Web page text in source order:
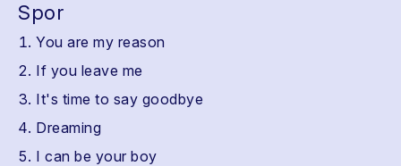
Spor
You are my reason
If you leave me
It's time to say goodbye
Dreaming
I can be your boy